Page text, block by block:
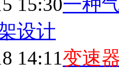
设计
14:11变速